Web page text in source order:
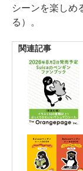
シーンを楽しめ
る）。
関連記事